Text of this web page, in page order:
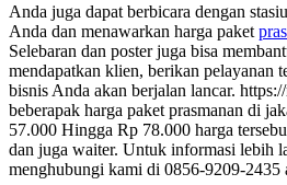
Anda juga dapat berbicara dengan
Anda dan menawarkan harga paket
Selebaran dan poster juga bisa
mendapatkan klien, berikan pelayanan
bisnis Anda akan berjalan lancar.
beberapak harga paket prasmanan di
57.000 Hingga Rp 78.000 harga
dan juga waiter. Untuk informasi lebih
menghubungi kami di 0856-9209-2435